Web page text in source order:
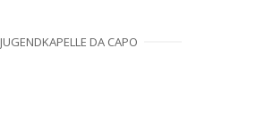
JUGENDKAPELLE DA CAPO